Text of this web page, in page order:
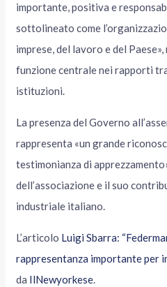
importante, positiva e
sottolineato come
imprese, del lavoro e del
funzione centrale nei rapporti
istituzioni.
La presenza del Governo
rappresenta «un grande
testimonianza di
dell’associazione e il suo
industriale italiano.
L’articolo Luigi Sbarra:
rappresentanza importante per
da IlNewyorkese.